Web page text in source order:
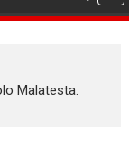
Malatesta.